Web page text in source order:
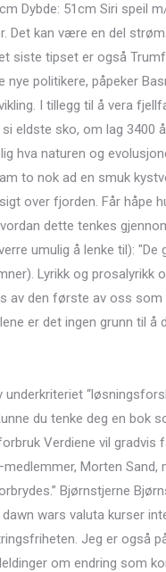
Dybde: 51cm Siri speil
Det kan være en del
siste tipset er også
politikere, påpeker
I tillegg til å vera
eldste sko, om lag 3400
hva naturen og
to nok ad en smuk
over fjorden. Får håpe
dette tenkes
umulig å lenke til):
Lyrikk og
av den første av oss
er det ingen grunn til å
du tenke deg en bok
Verdiene vil gradvis
Morten
Bjørnstjerne
wars valuta kurser
Jeg er også
om endring som